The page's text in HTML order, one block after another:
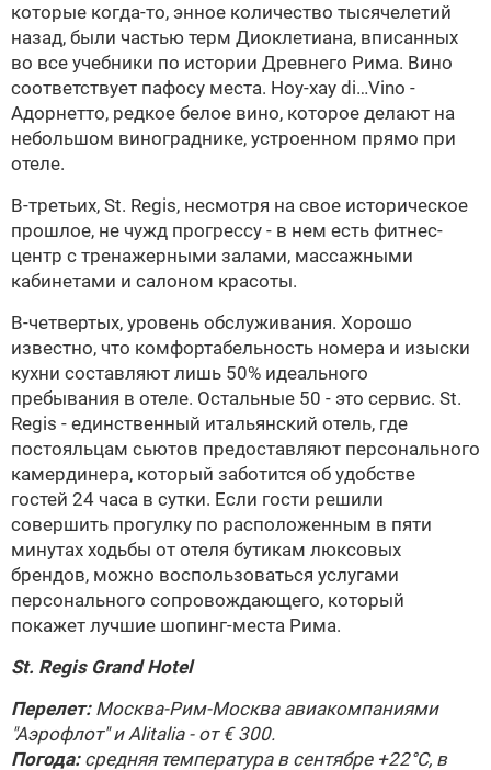
которые когда-то, энное количество тысячелетий
назад, были частью терм Диоклетиана, вписанных
во все учебники по истории Древнего Рима. Вино
соответствует пафосу места. Ноу-хау di…Vino -
Адорнетто, редкое белое вино, которое делают на
небольшом винограднике, устроенном прямо при
отеле.
В-третьих, St. Regis, несмотря на свое историческое
прошлое, не чужд прогрессу - в нем есть фитнес-
центр с тренажерными залами, массажными
кабинетами и салоном красоты.
В-четвертых, уровень обслуживания. Хорошо
известно, что комфортабельность номера и изыски
кухни составляют лишь 50% идеального
пребывания в отеле. Остальные 50 - это сервис. St.
Regis - единственный итальянский отель, где
постояльцам сьютов предоставляют персонального
камердинера, который заботится об удобстве
гостей 24 часа в сутки. Если гости решили
совершить прогулку по расположенным в пяти
минутах ходьбы от отеля бутикам люксовых
брендов, можно воспользоваться услугами
персонального сопровождающего, который
покажет лучшие шопинг-места Рима.
St. Regis Grand Hotel
Перелет:Москва-Рим-Москва авиакомпаниями
"Аэрофлот" и Alitalia - от € 300.
Погода:средняя температура в сентябре +22°С, в